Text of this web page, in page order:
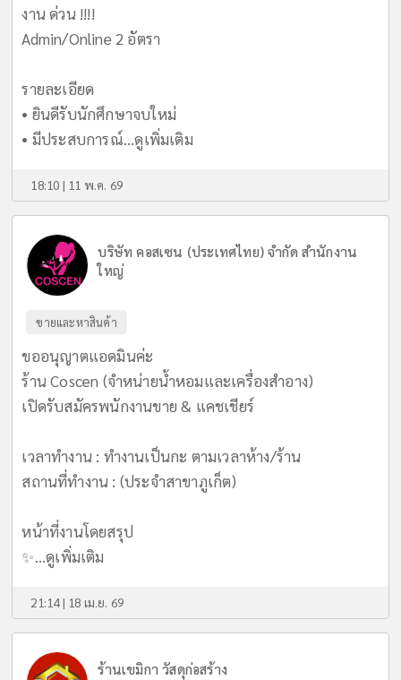
งาน ด่วน !!!!
Admin/Online 2 อัตรา
รายละเอียด
• ยินดีรับนักศึกษาจบใหม่
• มีประสบการณ์...ดูเพิ่มเติม
18:10 | 11 พ.ค. 69
บริษัท คอสเซน (ประเทศไทย) จำกัด สำนักงาน
ใหญ่
ขายและหาสินค้า
ขออนุญาตแอดมินค่ะ
ร้าน Coscen (จำหน่ายน้ำหอมและเครื่องสำอาง)
เปิดรับสมัครพนักงานขาย & แคชเชียร์
เวลาทำงาน : ทำงานเป็นกะ ตามเวลาห้าง/ร้าน
สถานที่ทำงาน : (ประจำสาขาภูเก็ต)
หน้าที่งานโดยสรุป
✨...ดูเพิ่มเติม
21:14 | 18 เม.ย. 69
ร้านเขมิกา วัสดุก่อสร้าง